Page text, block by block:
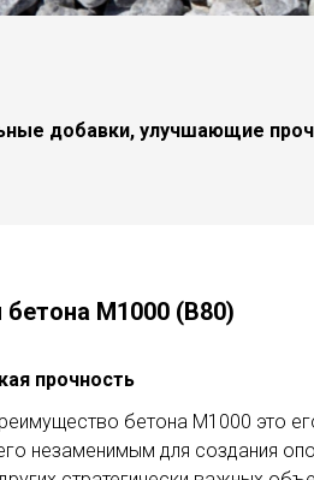
добавки, улучшающие
М1000 (В80)
прочность
бетона М1000 это
незаменимым для создания